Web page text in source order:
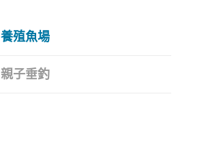
養殖魚場
親子垂釣